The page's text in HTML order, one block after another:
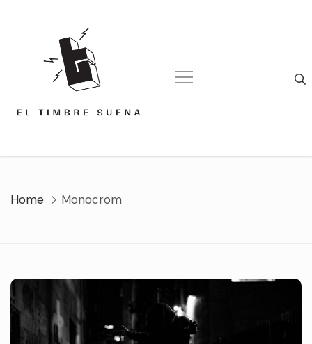
Home Monocrom